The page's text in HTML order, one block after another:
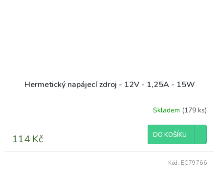
Hermetický napájecí zdroj - 12V - 1,25A - 15W
Skladem (179 ks)
114 Kč DO KOŠÍKU
Kód: EC79766